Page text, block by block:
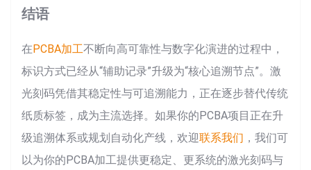
结语
在PCBA加工不断向高可靠性与数字化演进的过程中，
标识方式已经从“辅助记录”升级为“核心追溯节点”。激
光刻码凭借其稳定性与可追溯能力，正在逐步替代传统
纸质标签，成为主流选择。如果你的PCBA项目正在升
级追溯体系或规划自动化产线，欢迎联系我们 ，我们可
以为你的PCBA加工提供更稳定、更系统的激光刻码与